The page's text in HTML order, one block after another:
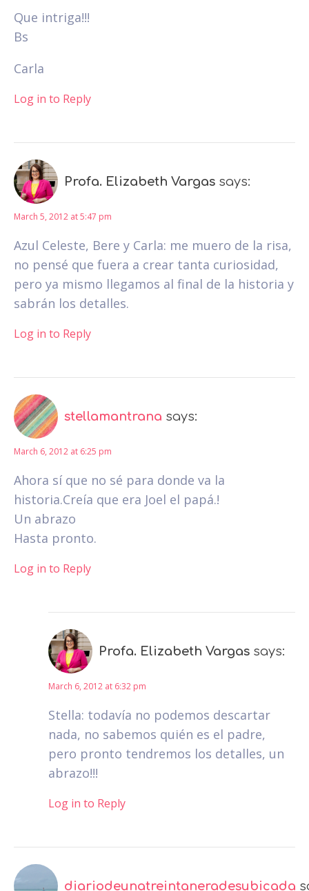
Que intriga!!!
Bs
Carla
Log in to Reply
Profa. Elizabeth Vargas says:
March 5, 2012 at 5:47 pm
Azul Celeste, Bere y Carla: me muero de la risa,
no pensé que fuera a crear tanta curiosidad,
pero ya mismo llegamos al final de la historia y
sabrán los detalles.
Log in to Reply
stellamantrana says:
March 6, 2012 at 6:25 pm
Ahora sí que no sé para donde va la
historia.Creía que era Joel el papá.!
Un abrazo
Hasta pronto.
Log in to Reply
Profa. Elizabeth Vargas says:
March 6, 2012 at 6:32 pm
Stella: todavía no podemos descartar
nada, no sabemos quién es el padre,
pero pronto tendremos los detalles, un
abrazo!!!
Log in to Reply
diariodeunatreintaneradesubicada